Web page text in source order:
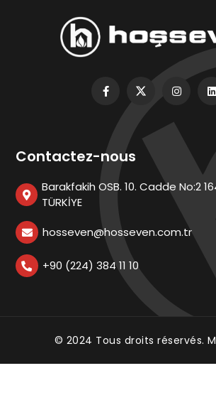
Contactez-nous
Barakfakih OSB. 10. Cadde No:2
TÜRKİYE
hosseven@hosseven.com.tr
+90 (224) 384 11 10
© 2024 Tous droits réservés.